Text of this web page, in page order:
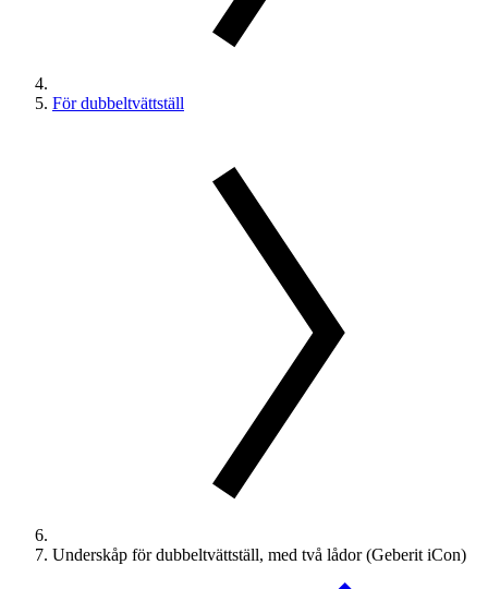
För dubbeltvättställ
Underskåp för dubbeltvättställ, med två lådor (Geberit iCon)